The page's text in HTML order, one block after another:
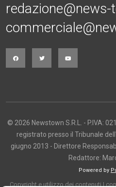
© 2026 Newstown S.R.L. - P.IVA:
registrato presso il Tribunale
giugno 2013 - Direttore
Redattore:
Powered by
Copyright e utilizzo dei contenuti I